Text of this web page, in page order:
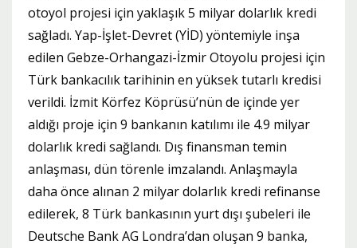
otoyol projesi için yaklaşık 5 milyar dolarlık kredi
sağladı. Yap-İşlet-Devret (YİD) yöntemiyle inşa
edilen Gebze-Orhangazi-İzmir Otoyolu projesi için
Türk bankacılık tarihinin en yüksek tutarlı kredisi
verildi. İzmit Körfez Köprüsü’nün de içinde yer
aldığı proje için 9 bankanın katılımı ile 4.9 milyar
dolarlık kredi sağlandı. Dış finansman temin
anlaşması, dün törenle imzalandı. Anlaşmayla
daha önce alınan 2 milyar dolarlık kredi refinanse
edilerek, 8 Türk bankasının yurt dışı şubeleri ile
Deutsche Bank AG Londra’dan oluşan 9 banka,